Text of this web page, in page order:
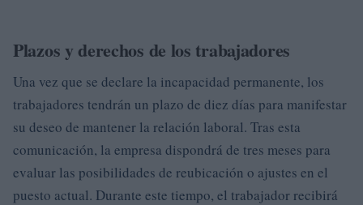
Plazos y derechos de los trabajadores
Una vez que se declare la incapacidad permanente, los
trabajadores tendrán un plazo de diez días para manifestar
su deseo de mantener la relación laboral. Tras esta
comunicación, la empresa dispondrá de tres meses para
evaluar las posibilidades de reubicación o ajustes en el
puesto actual. Durante este tiempo, el trabajador recibirá